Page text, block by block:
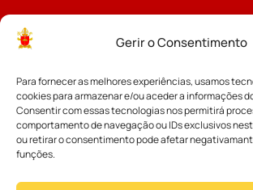
Gerir o Consentimento
Para fornecer as melhores experiências, usamos
cookies para armazenar e/ou aceder a informações
Consentir com essas tecnologias nos permitirá
comportamento de navegação ou IDs exclusivos
ou retirar o consentimento pode afetar
funções.
Padroeira
Notícias
Notícias da Arquidiocese
Notícias Cáritas
Cúria
Fundo